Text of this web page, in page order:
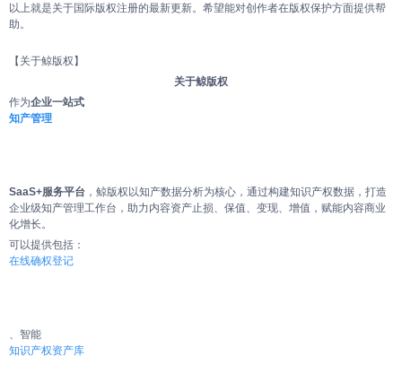
以上就是关于国际版权注册的最新更新。希望能对创作者在版权保护方面提供帮
助。
【关于鲸版权】
关于鲸版权
作为企业一站式
知产管理
SaaS+服务平台 ，鲸版权以知产数据分析为核心，通过构建知识产权数据，打造
企业级知产管理工作台，助力内容资产止损、保值、变现、增值，赋能内容商业
化增长。
可以提供包括：
在线确权登记
、智能
知识产权资产库